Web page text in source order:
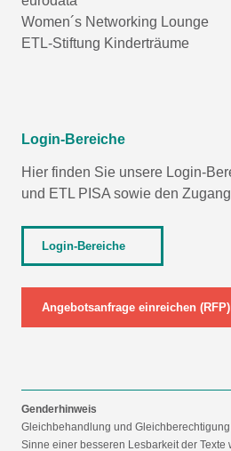
Women´s Networking Lounge
ETL-Stiftung Kinderträume
Login-Bereiche
Hier finden Sie unsere Login-
und ETL PISA sowie den
Login-Bereiche
Angebotsanfrage einreichen (RFP)
Genderhinweis
Gleichbehandlung und
Sinne einer besseren Lesbarkeit der Texte